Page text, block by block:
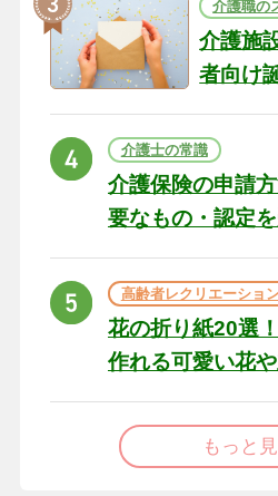
介護職の
介護施
者向け
ト
介護士の常識
介護保険の申請
要なもの・認定
高齢者レクリエーショ
花の折り紙20選
作れる可愛い花
もっと